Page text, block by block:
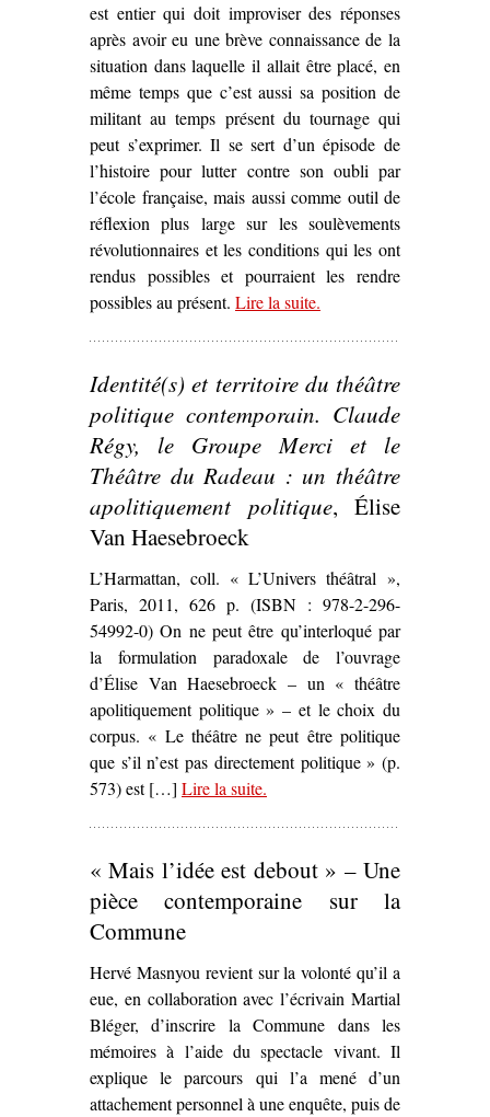
est entier qui doit improviser des réponses
après avoir eu une brève connaissance de la
situation dans laquelle il allait être placé, en
même temps que c’est aussi sa position de
militant au temps présent du tournage qui
peut s’exprimer. Il se sert d’un épisode de
l’histoire pour lutter contre son oubli par
l’école française, mais aussi comme outil de
réflexion plus large sur les soulèvements
révolutionnaires et les conditions qui les ont
rendus possibles et pourraient les rendre
possibles au présent. Lire la suite– ‘Quand le cinéma
révolutionnaire pour
discuter la question de
l’engagement –
Commune (Paris, 1871)
de Peter Watkins’
.
Identité(s) et territoire du théâtre
politique contemporain. Claude
Régy, le Groupe Merci et le
Théâtre du Radeau : un théâtre
apolitiquement politique, Élise
Van Haesebroeck
L’Harmattan, coll. « L’Univers théâtral »,
Paris, 2011, 626 p. (ISBN : 978-2-296-
54992-0) On ne peut être qu’interloqué par
la formulation paradoxale de l’ouvrage
d’Élise Van Haesebroeck – un « théâtre
apolitiquement politique » – et le choix du
corpus. « Le théâtre ne peut être politique
que s’il n’est pas directement politique » (p.
573) est […] Lire la suite– ‘
et le Théâtre du Radeau : un
théâtre apolitiquement politique
.
« Mais l’idée est debout » – Une
pièce contemporaine sur la
Commune
Hervé Masnyou revient sur la volonté qu’il a
eue, en collaboration avec l’écrivain Martial
Bléger, d’inscrire la Commune dans les
mémoires à l’aide du spectacle vivant. Il
explique le parcours qui l’a mené d’un
attachement personnel à une enquête, puis de